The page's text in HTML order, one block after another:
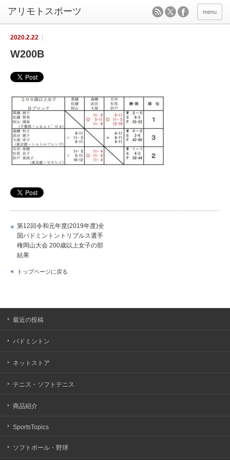
menu
2020.2.22
W200B
第12回令和元年度(2019年度)全
国バドミントントリプルス選手
権岡山大会 200歳以上女子の部
結果
トップページに戻る
最近の投稿
バドミントン
ネットストア
テニス・ソフトテニス
商品紹介
SportsTopics
ソフトボール・野球